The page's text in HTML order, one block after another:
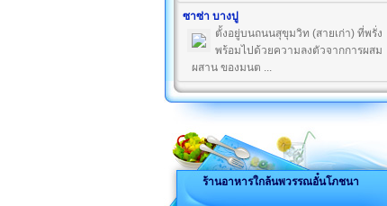
ซาซ่า บางปู
ตั้งอยู่บนถนนสุขุมวิท (สายเก่า) ที่พรั่ง
พร้อมไปด้วยความลงตัวจากการผสม
ผสาน ของมนต ...
ร้านอาหารใกล้นพวรรณอั๋นโภชนา